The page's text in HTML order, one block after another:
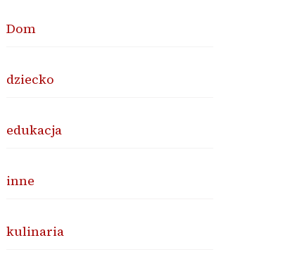
Dom
dziecko
edukacja
inne
kulinaria